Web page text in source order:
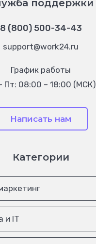
поддержки
8 (800) 500-34-43
support@work24.ru
График работы
Пт: 08:00 – 18:00 (МСК)
Написать нам
Категории
и IT